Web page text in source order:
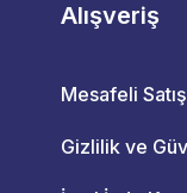
Alışveriş
Mesafeli
Gizlilik ve